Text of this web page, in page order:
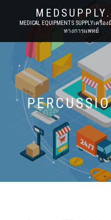
MEDICAL EQUIPMENTS SUPPLYเค
ทางการแพทย์